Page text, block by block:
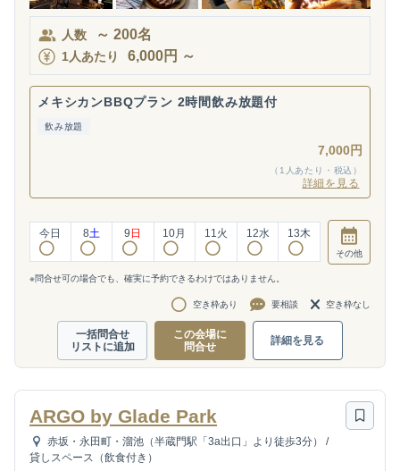
人数 ～ 200名
1人あたり 6,000円 ～
メキシカンBBQプラン 2時間飲み放題付
飲み放題
7,000円
（1人あたり・税込）
詳細を見る
今日 8土 9 日 10月 11火 12水 13木
その他
※問合せ可の場合でも、確実に予約できるわけではありません。
空き枠あり 要相談 空き枠なし
一括問合せ
リストに追加
この会場に
問合せ
詳細を見る
ARGO by Glade Park
赤坂・永田町・溜池（半蔵門駅「3a出口」より徒歩3分）
/
貸しスペース（飲食付き）